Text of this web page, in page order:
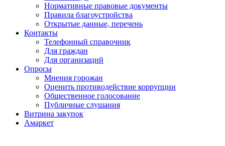
Нормативные правовые документы
Правила благоустройства
Открытые данные, перечень
Контакты
Телефонный справочник
Для граждан
Для организаций
Опросы
Мнения горожан
Оценить противодействие коррупции
Общественное голосование
Публичные слушания
Витрина закупок
Амаркет